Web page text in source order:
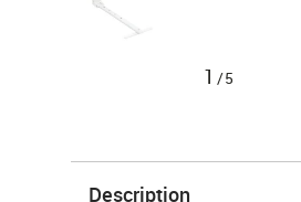
1 /5
Description